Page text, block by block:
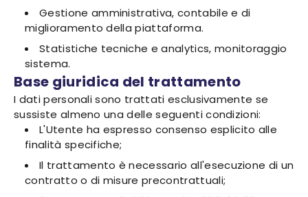
Gestione amministrativa, contabile e di
miglioramento della piattaforma.
Statistiche tecniche e analytics, monitoraggio
sistema.
Base giuridica del trattamento
I dati personali sono trattati esclusivamente se
sussiste almeno una delle seguenti condizioni:
L'Utente ha espresso consenso esplicito alle
finalità specifiche;
Il trattamento è necessario all'esecuzione di un
contratto o di misure precontrattuali;